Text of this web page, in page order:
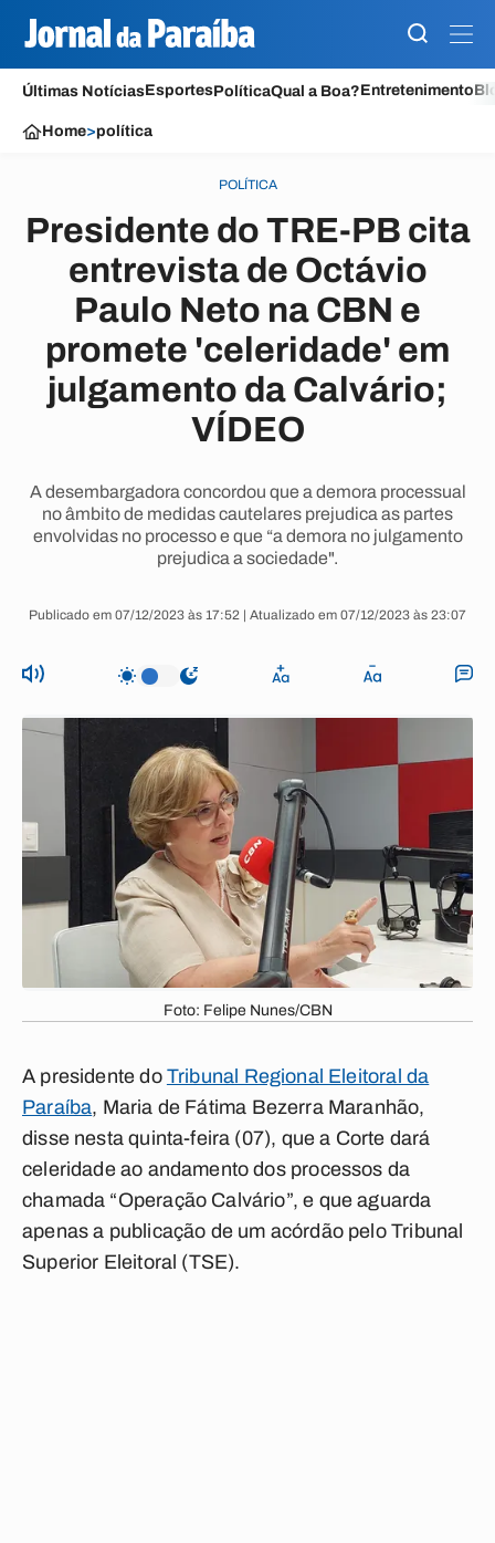
Últimas NotíciasEsportesPolíticaQual a Boa?Entretenimento
Home>política
POLÍTICA
Presidente do TRE-PB cita
entrevista de Octávio
Paulo Neto na CBN e
promete 'celeridade' em
julgamento da Calvário;
VÍDEO
A desembargadora concordou que a demora processual
no âmbito de medidas cautelares prejudica as partes
envolvidas no processo e que “a demora no julgamento
prejudica a sociedade".
Publicado em 07/12/2023 às 17:52 | Atualizado em 07/12/2023 às 23:07
Foto: Felipe Nunes/CBN
A presidente do Tribunal Regional Eleitoral da
Paraíba, Maria de Fátima Bezerra Maranhão,
disse nesta quinta-feira (07), que a Corte dará
celeridade ao andamento dos processos da
chamada “Operação Calvário”, e que aguarda
apenas a publicação de um acórdão pelo Tribunal
Superior Eleitoral (TSE).